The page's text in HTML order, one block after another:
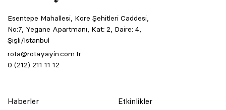
Esentepe Mahallesi, Kore Şehitleri Caddesi,
No:7, Yegane Apartmanı, Kat: 2, Daire: 4,
Şişli/İstanbul
rota@rotayayin.com.tr
0 (212) 211 11 12
Haberler
Etkinlikler